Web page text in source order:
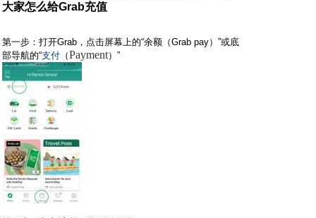
大家怎么给Grab充值
第一步：打开Grab，点击屏幕上的“余额（Grab pay）”或底
部导航的“支付 （Payment）”